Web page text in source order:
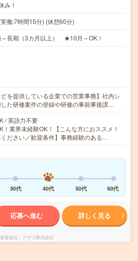
み！
働:7時間15分) (休憩60分)
長期（3カ月以上） ★10月～OK！
どを提供している企業での営業事務】社内シ
した研修案件の登録や研修の事前事後課…
/ 英語力不要
！業界未経験OK！【こんな方におススメ！
ください／歓迎条件】事務経験のある…
30代 40代 50代 60代
応募へ進む 詳しく見る
派遣会社 アデコ株式会社